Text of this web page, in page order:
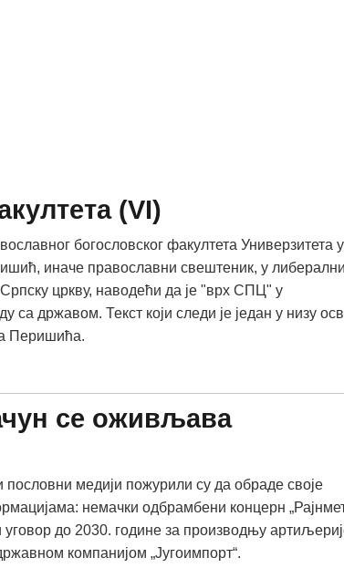
(VI)
богословског факултета Универзитета у
иначе православни свештеник, у
цркву, наводећи да је "врх СПЦ" у
са државом. Текст који следи је један у низу
Перишића.
се оживљава
пословни медији пожурили су да обраде своје
немачки одбрамбени концерн
уговор до 2030. године за производњу
компанијом „Југоимпорт“.